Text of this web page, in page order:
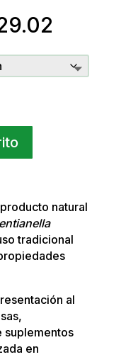
desde
natural
tradicional
al
suplementos
en